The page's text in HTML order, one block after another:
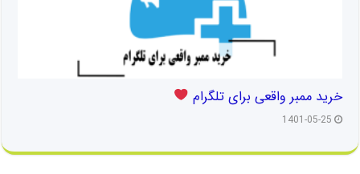
خرید ممبر واقعی برای تلگرام
1401-05-25